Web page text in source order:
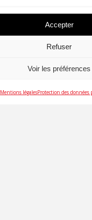
Accepter
Refuser
Voir les préférences
Mentions légalesProtection des données